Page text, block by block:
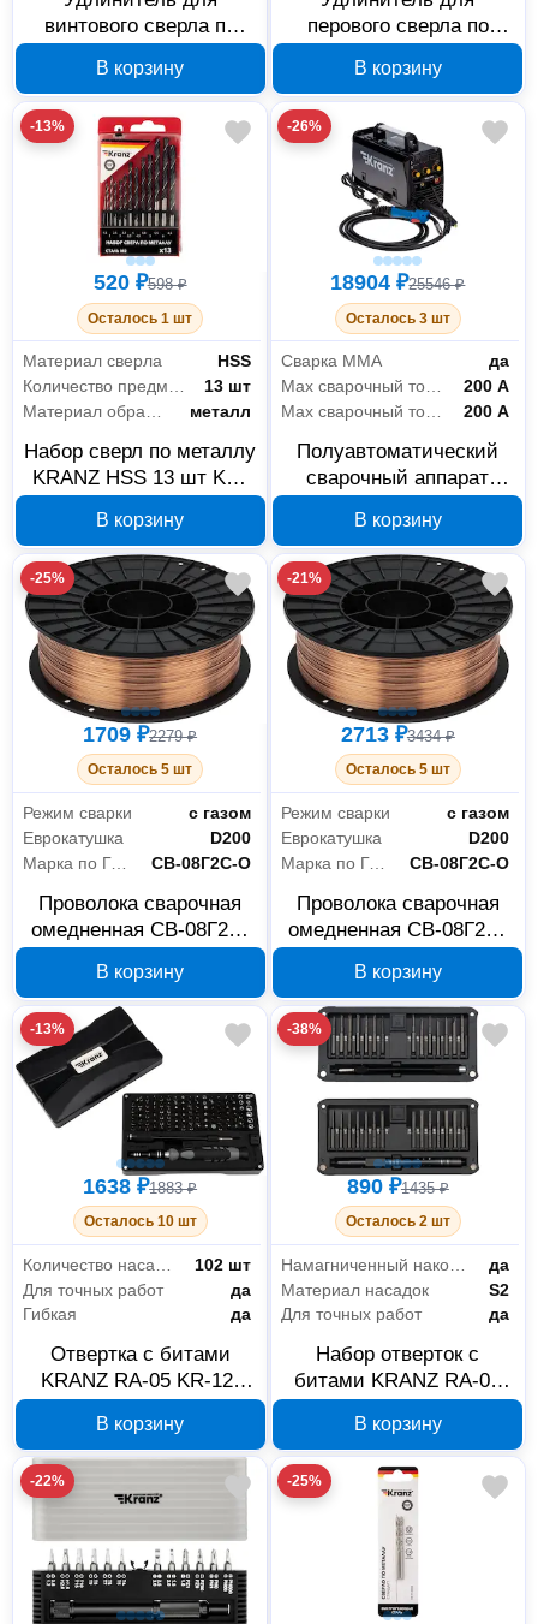
винтового сверла по
0006
В корзину
перового сверла по
0761
В корзину
-13%
520 ₽598 ₽
Осталось 1 шт
Материал сверла
HSS
13 шт
металл
Набор сверл по металлу
KRANZ HSS 13 шт KR-
В корзину
-26%
18904 ₽25546 ₽
Осталось 3 шт
Сварка ММА
да
Max сварочный ток ММА
200 А
Max сварочный ток MIG-MAG
200 А
Полуавтоматический
сварочный аппарат
В корзину
-25%
1709 ₽2279 ₽
Осталось 5 шт
Режим сварки
с газом
Еврокатушка
D200
Марка по ГОСТ
СВ-08Г2С-О
Проволока сварочная
омедненная СВ-08Г2С-
KR-11-0981-5
В корзину
-21%
2713 ₽3434 ₽
Осталось 5 шт
Режим сварки
с газом
Еврокатушка
D200
Марка по ГОСТ
СВ-08Г2С-О
Проволока сварочная
омедненная СВ-08Г2С-
KR-11-0982-5
В корзину
-13%
1638 ₽1883 ₽
Осталось 10 шт
102 шт
Для точных работ
да
Гибкая
да
Отвертка с битами
KRANZ RA-05 KR-12-
В корзину
-38%
890 ₽1435 ₽
Осталось 2 шт
Намагниченный наконечник
да
Материал насадок
S2
Для точных работ
да
Набор отверток с
битами KRANZ RA-02
4752
В корзину
-22% -25%